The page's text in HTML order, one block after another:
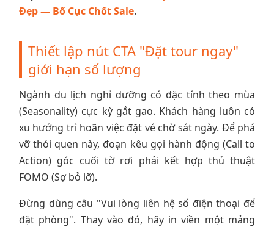
Đẹp — Bố Cục Chốt Sale.
Thiết lập nút CTA "Đặt tour ngay"
giới hạn số lượng
Ngành du lịch nghỉ dưỡng có đặc tính theo mùa
(Seasonality) cực kỳ gắt gao. Khách hàng luôn có
xu hướng trì hoãn việc đặt vé chờ sát ngày. Để phá
vỡ thói quen này, đoạn kêu gọi hành động (Call to
Action) góc cuối tờ rơi phải kết hợp thủ thuật
FOMO (Sợ bỏ lỡ).
Đừng dùng câu "Vui lòng liên hệ số điện thoại để
đặt phòng". Thay vào đó, hãy in viền một mảng